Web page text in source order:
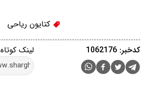
کتایون ریاحی
لینک کوتاه کدخبر: 1062176